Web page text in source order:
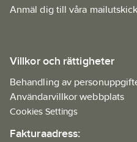
Anmäl dig till våra mailutskick
Villkor och rättigheter
Behandling av
Användarvillkor webbplats
Cookies Settings
Fakturaadress: